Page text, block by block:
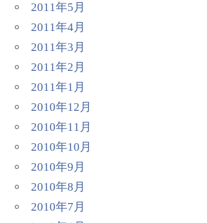
2011年5月
2011年4月
2011年3月
2011年2月
2011年1月
2010年12月
2010年11月
2010年10月
2010年9月
2010年8月
2010年7月